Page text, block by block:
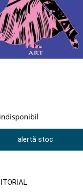
alertă stoc